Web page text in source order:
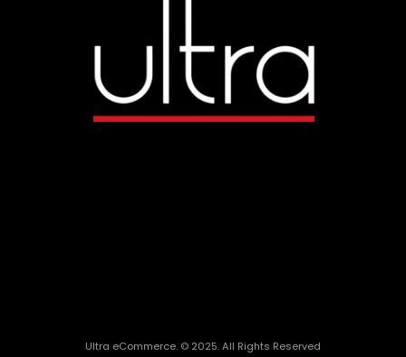
Ultra eCommerce. © 2025. All Rights Reserved